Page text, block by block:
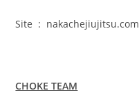
Site : nakachejiujitsu.com
CHOKE TEAM